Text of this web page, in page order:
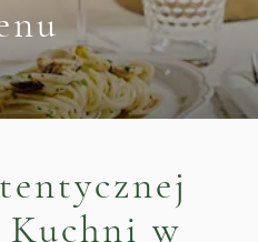
Kuchni w